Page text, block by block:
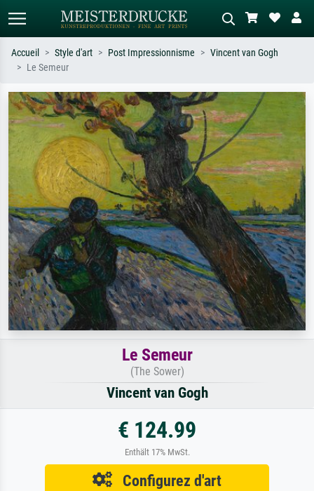
Recherchez par artiste, titre ou style –
ex. Monet, Nuit étoilée,
impressionnisme, vague de Hokusai,
nu.
Décrivez la scène – ex. prairie verte,
abstrait avec beaucoup de rouge,
tableau sombre, nu debout près d'un
arbre.
Accueil Style d'art Post Impressionnisme
Vincent van Gogh
Le Semeur
Le Semeur
(The Sower)
Vincent van Gogh
€ 124.99
Enthält 17% MwSt.
Configurez d'art